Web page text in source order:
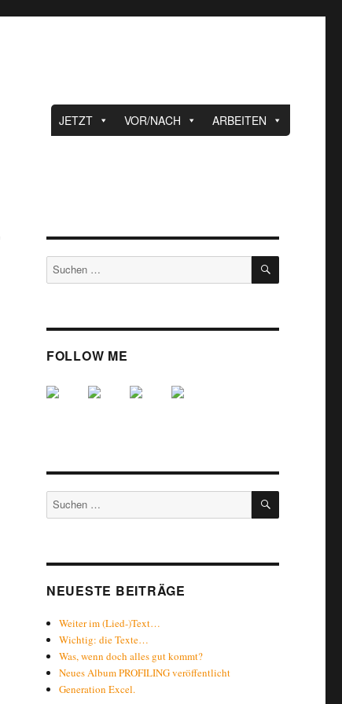
JETZT VOR/NACH ARBEITEN
Suche
nach:
SUCHEN
FOLLOW ME
Suche
nach:
SUCHEN
NEUESTE BEITRÄGE
Weiter im (Lied-)Text…
Wichtig: die Texte…
Was, wenn doch alles gut kommt?
Neues Album PROFILING veröffentlicht
Generation Excel.